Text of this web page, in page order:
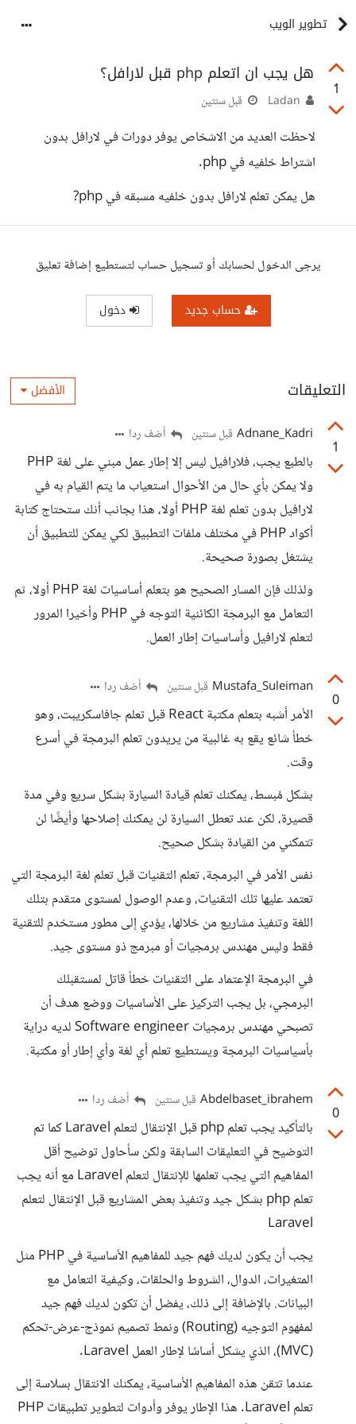
تطوير الويب
1
هل يجب ان اتعلم php قبل لارافل؟
قبل سنتين
لاحظت العديد من الاشخاص يوفر دورات في لارافل بدون
اشتراط خلفيه في php.
هل يمكن تعلم لارافل بدون خلفيه مسبقه في php?
يرجى الدخول لحسابك أو تسجيل حساب لتستطيع إضافة تعليق
حساب جديد دخول
التعليقات الأفضل
1
Adnane_Kadri قبل سنتين أضف ردا
بالطبع يجب، فلارافيل ليس إلا إطار عمل مبني على لغة PHP
ولا يمكن بأي حال من الأحوال استعياب ما يتم القيام به في
لارافيل بدون تعلم لغة PHP أولا، هذا بجانب أنك ستحتاج كتابة
أكواد PHP في مختلف ملفات التطبيق لكي يمكن للتطبيق أن
يشتغل بصورة صحيحة.
ولذلك فإن المسار الصحيح هو بتعلم أساسيات لغة PHP أولا، ثم
التعامل مع البرمجة الكائنية التوجه في PHP وأخيرا المرور
لتعلم لارافيل وأساسيات إطار العمل.
0
Mustafa_Suleiman قبل سنتين أضف ردا
الأمر أشبه بتعلم مكتبة React قبل تعلم جافاسكريبت، وهو
خطأ شائع يقع به غالبية من يريدون تعلم البرمجة في أسرع
وقت.
بشكل مُبسط، يمكنك تعلم قيادة السيارة بشكل سريع وفي مدة
قصيرة، لكن عند تعطل السيارة لن يمكنك إصلاحها وأيضًا لن
تتمكني من القيادة بشكل صحيح.
نفس الأمر في البرمجة، تعلم التقنيات قبل تعلم لغة البرمجة التي
تعتمد عليها تلك التقنيات، وعدم الوصول لمستوى متقدم بتلك
اللغة وتنفيذ مشاريع من خلالها، يؤدي إلى مطور مستخدم للتقنية
فقط وليس مهندس برمجيات أو مبرمج ذو مستوى جيد.
في البرمجة الإعتماد على التقنيات خطأ قاتل لمستقبلك
البرمجي، بل يجب التركيز على الأساسيات ووضع هدف أن
تصبحي مهندس برمجيات Software engineer لديه دراية
بأسياسيات البرمجة ويستطيع تعلم أي لغة وأي إطار أو مكتبة.
0
Abdelbaset_ibrahem قبل سنتين أضف ردا
بالتأكيد يجب تعلم php قبل الإنتقال لتعلم Laravel كما تم
التوضيح في التعليقات السابقة ولكن سأحاول توضيح أقل
المفاهيم التي يجب تعلمها للإنتقال لتعلم Laravel مع أنه يجب
تعلم php بشكل جيد وتنفيذ بعض المشاريع قبل الإنتقال لتعلم
Laravel
يجب أن يكون لديك فهم جيد للمفاهيم الأساسية في PHP مثل
المتغيرات، الدوال، الشروط والحلقات، وكيفية التعامل مع
البيانات. بالإضافة إلى ذلك، يفضل أن تكون لديك فهم جيد
لمفهوم التوجيه (Routing) ونمط تصميم نموذج-عرض-تحكم
(MVC)، الذي يشكل أساسًا لإطار العمل Laravel.
عندما تتقن هذه المفاهيم الأساسية، يمكنك الانتقال بسلاسة إلى
تعلم Laravel. هذا الإطار يوفر وأدوات لتطوير تطبيقات PHP